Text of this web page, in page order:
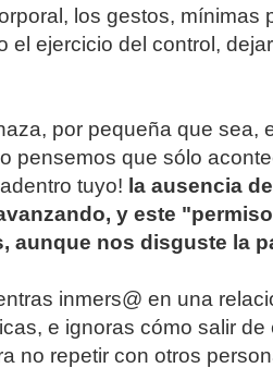
los gestos, mínimas
el ejercicio del control,
por pequeña que sea,
pensemos que sólo
tuyo! la ausencia
y este
aunque nos disguste la
inmers@ en una
e ignoras cómo salir
no repetir con otros